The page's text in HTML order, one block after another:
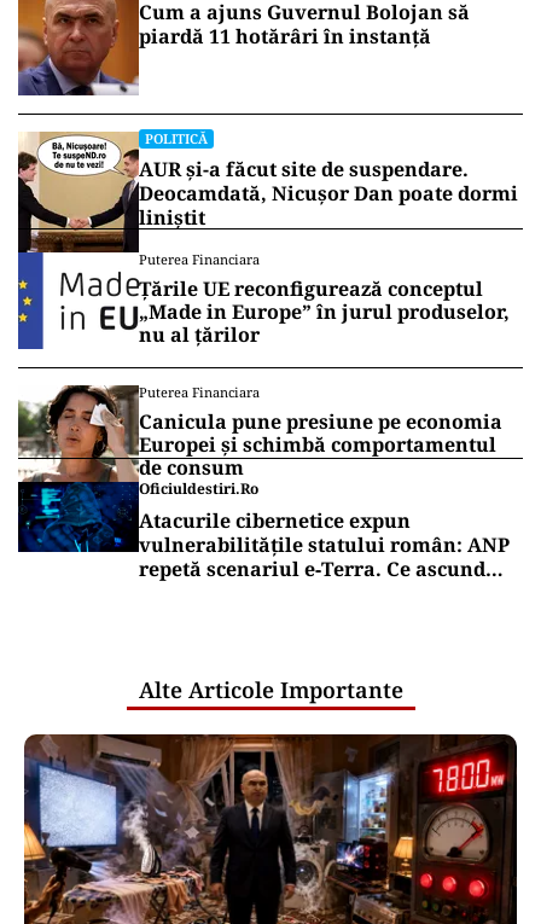
Cum a ajuns Guvernul Bolojan să
piardă 11 hotărâri în instanță
POLITICĂ
AUR și-a făcut site de suspendare.
Deocamdată, Nicușor Dan poate dormi
liniștit
Puterea Financiara
Țările UE reconfigurează conceptul
„Made in Europe” în jurul produselor,
nu al țărilor
Puterea Financiara
Canicula pune presiune pe economia
Europei și schimbă comportamentul
de consum
Oficiuldestiri.ro
Atacurile cibernetice expun
vulnerabilitățile statului român: ANP
repetă scenariul e‑Terra. Ce ascund
Alte Articole Importante